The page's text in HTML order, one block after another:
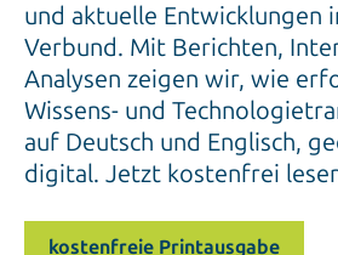
und aktuelle Entwicklungen
Verbund. Mit Berichten,
Analysen zeigen wir, wie
Wissens- und
auf Deutsch und Englisch,
digital. Jetzt kostenfrei
kostenfreie Printausgabe